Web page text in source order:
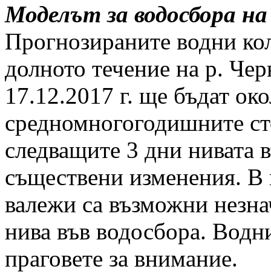
Моделът за водосбора
Прогнозираните водни
долното течение на р.
17.12.2017 г. ще бъдат
средномногогодишните
следващите 3 дни нивата
съществени изменения. В
валежи са възможни
нива във водосбора.
праговете за внимание.